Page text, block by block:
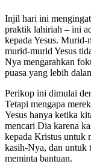
Injil hari ini
praktik lahiriah – ini
kepada Yesus. Murid-
murid-murid Yesus
Nya mengarahkan
puasa yang lebih
Perikop ini dimulai
Tetapi mengapa
Yesus hanya ketika
mencari Dia karena
kepada Kristus untuk
kasih-Nya, dan untuk
meminta bantuan.